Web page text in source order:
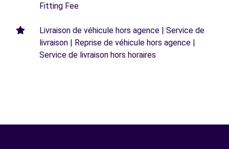
Fitting Fee
Livraison de véhicule hors agence | Service de
livraison | Reprise de véhicule hors agence |
Service de livraison hors horaires